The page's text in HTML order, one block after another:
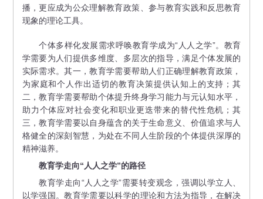
播，更应成为公众理解教育政策、参与教育实践和反思教育
现象的理论工具。
个体多样化发展需求呼唤教育学成为“人人之学”。教育
学需要为人们提供多维度、多层次的指导，满足个体发展的
实际需求。其一，教育学需要帮助人们正确理解教育政策，
为家庭和个人作出适切的教育决策提供认知上的支持；其
二，教育学需要帮助个体提升终身学习能力与元认知水平，
助力个体应对社会变化和职业更迭带来的替代性危机；其
三，教育学需要以自身蕴含的关于生命意义、价值追求与人
格健全的深刻智慧，为处在不同人生阶段的个体提供深厚的
精神滋养。
教育学走向“人人之学”的路径
教育学走向“人人之学”需要转变观念，强调以学立人、
以学强国。教育学需要以科学的理论和方法为指导，在解决